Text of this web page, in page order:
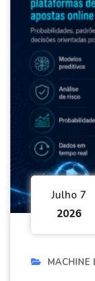
Julho 7
2026
MACHINE